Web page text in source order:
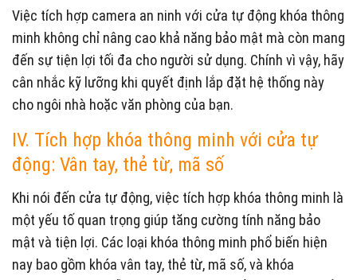
Việc tích hợp camera an ninh với cửa tự động khóa thông
minh không chỉ nâng cao khả năng bảo mật mà còn mang
đến sự tiện lợi tối đa cho người sử dụng. Chính vì vậy, hãy
cân nhắc kỹ lưỡng khi quyết định lắp đặt hệ thống này
cho ngôi nhà hoặc văn phòng của bạn.
IV. Tích hợp khóa thông minh với cửa tự
động: Vân tay, thẻ từ, mã số
Khi nói đến cửa tự động, việc tích hợp khóa thông minh là
một yếu tố quan trọng giúp tăng cường tính năng bảo
mật và tiện lợi. Các loại khóa thông minh phổ biến hiện
nay bao gồm khóa vân tay, thẻ từ, mã số, và khóa